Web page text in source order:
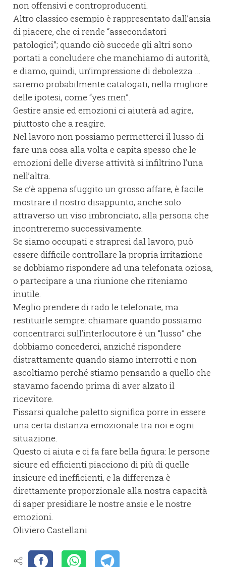
non offensivi e controproducenti.
Altro classico esempio è rappresentato dall’ansia
di piacere, che ci rende “assecondatori
patologici”; quando ciò succede gli altri sono
portati a concludere che manchiamo di autorità,
e diamo, quindi, un’impressione di debolezza …
saremo probabilmente catalogati, nella migliore
delle ipotesi, come “yes men”.
Gestire ansie ed emozioni ci aiuterà ad agire,
piuttosto che a reagire.
Nel lavoro non possiamo permetterci il lusso di
fare una cosa alla volta e capita spesso che le
emozioni delle diverse attività si infiltrino l’una
nell’altra.
Se c’è appena sfuggito un grosso affare, è facile
mostrare il nostro disappunto, anche solo
attraverso un viso imbronciato, alla persona che
incontreremo successivamente.
Se siamo occupati e strapresi dal lavoro, può
essere difficile controllare la propria irritazione
se dobbiamo rispondere ad una telefonata oziosa,
o partecipare a una riunione che riteniamo
inutile.
Meglio prendere di rado le telefonate, ma
restituirle sempre: chiamare quando possiamo
concentrarci sull’interlocutore è un “lusso” che
dobbiamo concederci, anziché rispondere
distrattamente quando siamo interrotti e non
ascoltiamo perché stiamo pensando a quello che
stavamo facendo prima di aver alzato il
ricevitore.
Fissarsi qualche paletto significa porre in essere
una certa distanza emozionale tra noi e ogni
situazione.
Questo ci aiuta e ci fa fare bella figura: le persone
sicure ed efficienti piacciono di più di quelle
insicure ed inefficienti, e la differenza è
direttamente proporzionale alla nostra capacità
di saper presidiare le nostre ansie e le nostre
emozioni.
Oliviero Castellani